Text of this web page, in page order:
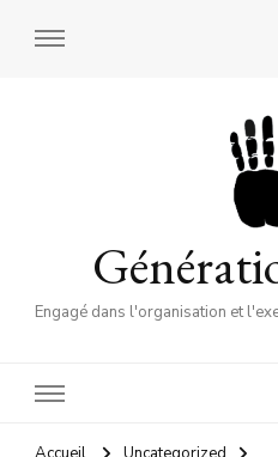
Engagé dans l'organisation et